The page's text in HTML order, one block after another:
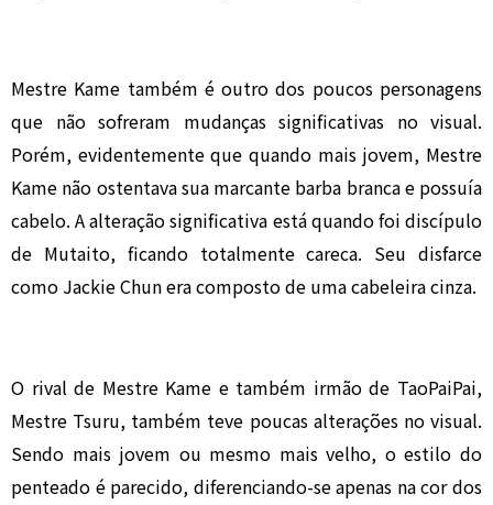
Mestre Kame também é outro dos poucos personagens
que não sofreram mudanças significativas no visual.
Porém, evidentemente que quando mais jovem, Mestre
Kame não ostentava sua marcante barba branca e possuía
cabelo. A alteração significativa está quando foi discípulo
de Mutaito, ficando totalmente careca. Seu disfarce
como Jackie Chun era composto de uma cabeleira cinza.
O rival de Mestre Kame e também irmão de TaoPaiPai,
Mestre Tsuru, também teve poucas alterações no visual.
Sendo mais jovem ou mesmo mais velho, o estilo do
penteado é parecido, diferenciando-se apenas na cor dos